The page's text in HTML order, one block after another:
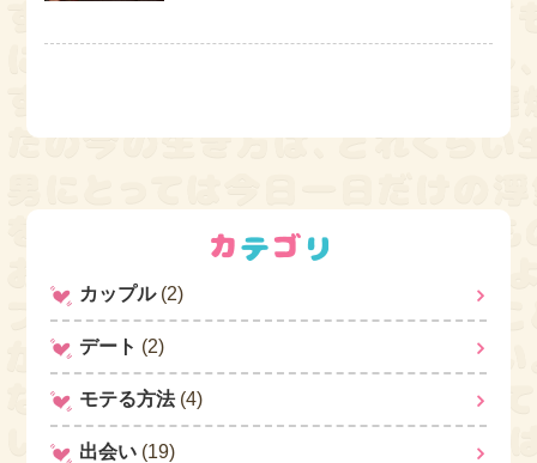
カップル(2)
デート (2)
モテる方法(4)
出会い (19)